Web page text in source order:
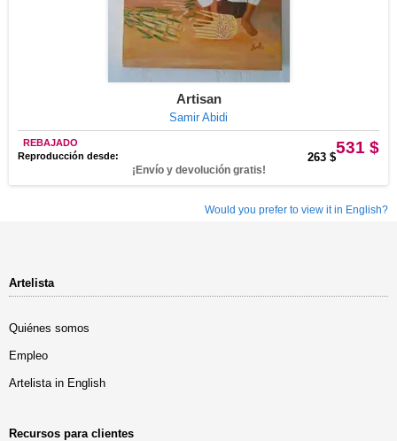
Artisan
Samir Abidi
531 $
REBAJADO
Reproducción desde:
263 $
¡Envío y devolución gratis!
Would you prefer to view it in English?
Artelista
Quiénes somos
Empleo
Artelista in English
Recursos para clientes